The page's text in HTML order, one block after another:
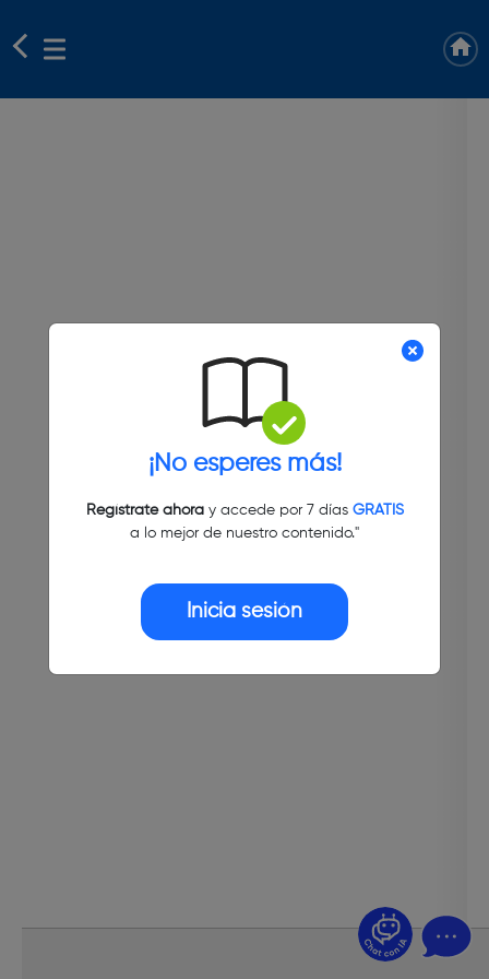
¡No esperes más!
Regístrate ahoray accede por 7 días GRATIS
a lo mejor de nuestro contenido."
Inicia sesión